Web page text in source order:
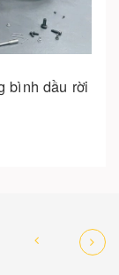
bình dầu rời